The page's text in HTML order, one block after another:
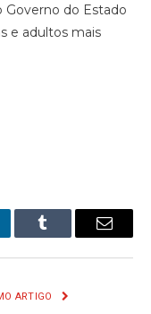
Governo do Estado
e adultos mais
Tumblr
E-
ARTIGO